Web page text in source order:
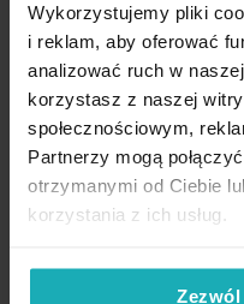
Wykorzystujemy pliki
i reklam, aby oferować
analizować ruch w
korzystasz z naszej
społecznościowym,
Partnerzy mogą
otrzymanymi od Ciebie
korzystania z ich usług.
Dodaj
Inne rozmiary(6)